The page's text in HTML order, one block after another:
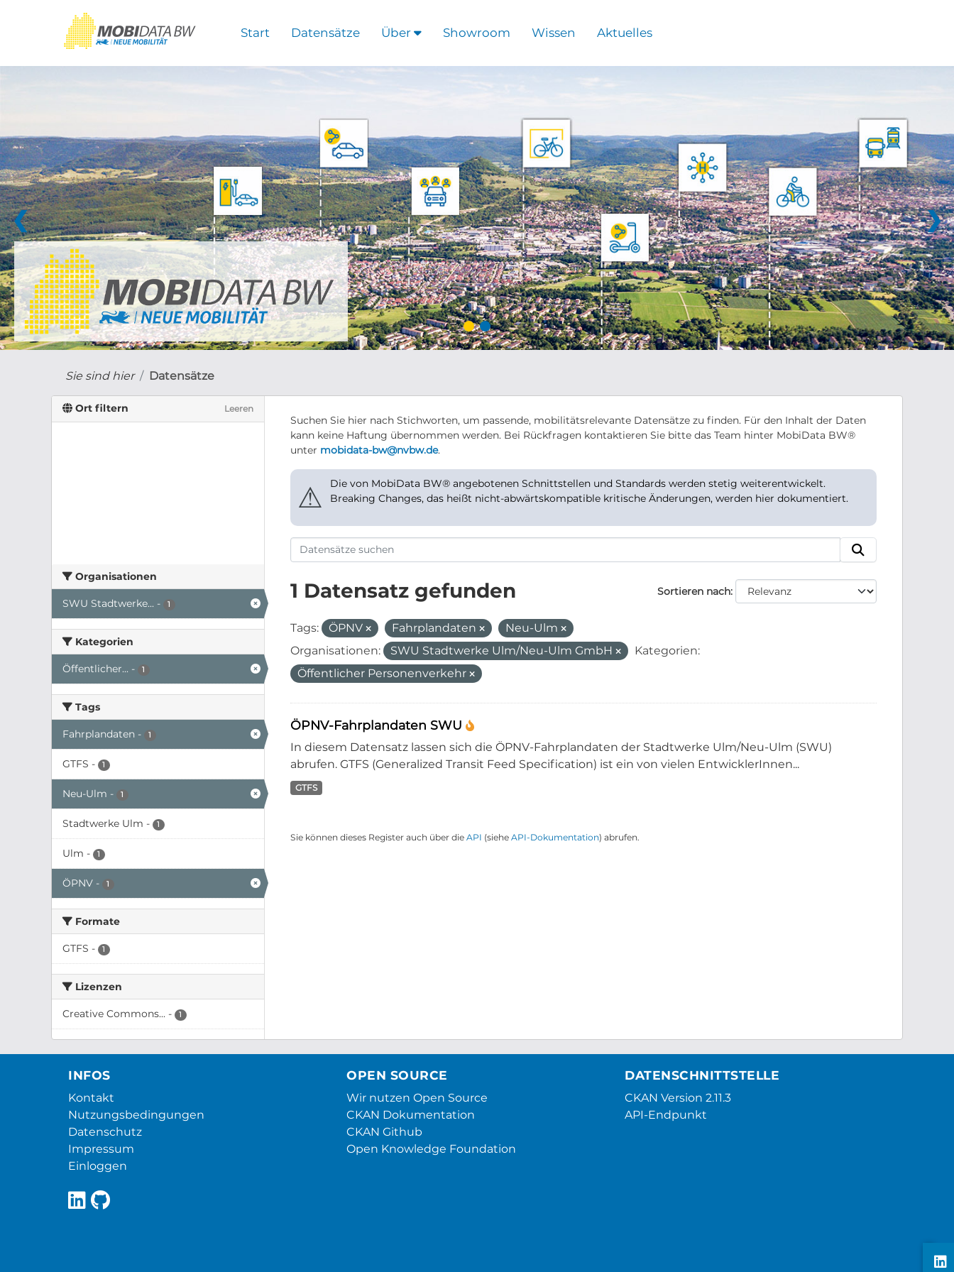
Start Datensätze Über Showroom Wissen Aktuelles
❮ ❯
Sie sind hier Datensätze
Ort filtern Leeren
Organisationen
SWU Stadtwerke... - 1
Kategorien
Öffentlicher... - 1
Tags
Fahrplandaten - 1
GTFS - 1
Neu-Ulm - 1
Stadtwerke Ulm - 1
Ulm - 1
ÖPNV - 1
Formate
GTFS - 1
Lizenzen
Creative Commons... - 1
Suchen Sie hier nach Stichworten, um passende, mobilitätsrelevante Datensätze zu finden. Für den Inhalt der Daten
kann keine Haftung übernommen werden. Bei Rückfragen kontaktieren Sie bitte das Team hinter MobiData BW®
unter mobidata-bw@nvbw.de.
⚠
Die von MobiData BW® angebotenen Schnittstellen und Standards werden stetig weiterentwickelt.
Breaking Changes, das heißt nicht-abwärtskompatible kritische Änderungen, werden hier dokumentiert.
Sortieren nach
1 Datensatz gefunden
Tags: ÖPNV Fahrplandaten
Neu-Ulm
Organisationen:
SWU Stadtwerke Ulm/Neu-Ulm GmbH
Kategorien:
Öffentlicher Personenverkehr
ÖPNV-Fahrplandaten SWU
In diesem Datensatz lassen sich die ÖPNV-Fahrplandaten der Stadtwerke Ulm/Neu-Ulm (SWU)
abrufen. GTFS (Generalized Transit Feed Specification) ist ein von vielen EntwicklerInnen...
GTFS
Sie können dieses Register auch über die API (siehe API-Dokumentation) abrufen.
INFOS
Kontakt
Nutzungsbedingungen
Datenschutz
Impressum
Einloggen
OPEN SOURCE
Wir nutzen Open Source
CKAN Dokumentation
CKAN Github
Open Knowledge Foundation
DATENSCHNITTSTELLE
CKAN Version 2.11.3
API-Endpunkt